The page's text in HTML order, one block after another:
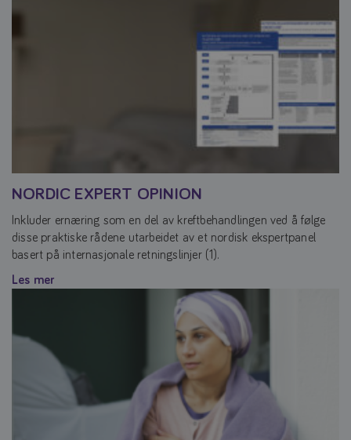
NORDIC EXPERT OPINION
Inkluder ernæring som en del av kreftbehandlingen ved å følge
disse praktiske rådene utarbeidet av et nordisk ekspertpanel
basert på internasjonale retningslinjer (1).
Les mer